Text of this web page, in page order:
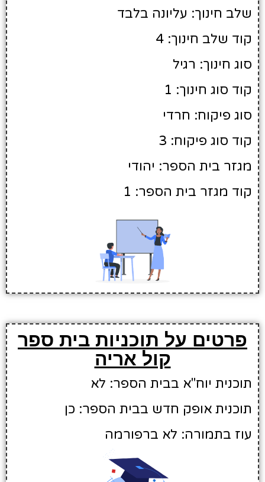
שלב חינוך: עליונה בלבד
קוד שלב חינוך: 4
סוג חינוך: רגיל
קוד סוג חינוך: 1
סוג פיקוח: חרדי
קוד סוג פיקוח: 3
מגזר בית הספר: יהודי
קוד מגזר בית הספר: 1
פרטים על תוכניות בית ספר
קול אריה
תוכנית יוח"א בבית הספר: לא
תוכנית אופק חדש בבית הספר: כן
עוז בתמורה: לא ברפורמה